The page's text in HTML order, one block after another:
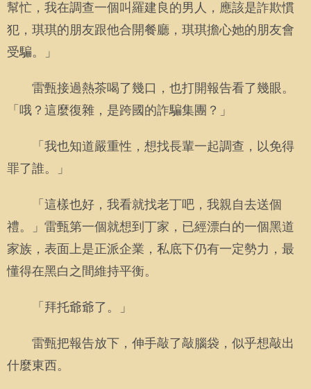
幫忙，我在調查一個叫羅建良的男人，應該是詐欺慣
犯，琪琪的朋友跟他合開餐廳，琪琪擔心她的朋友會
受騙。」
雷甄接過熱茶喝了幾口，也打開報告看了幾眼。
「哦？這麼復雜，是跨國的詐騙集團？」
「我也知道嚴重性，想找長輩一起調查，以免得
罪了誰。」
「這樣也好，我看就找老丁吧，我親自去送個
禮。」雷甄第一個就想到丁家，已經漂白的一個黑道
家族，表面上是正派企業，私底下仍有一定勢力，最
懂得在黑白之間維持平衡。
「拜托爺爺了。」
雷甄把報告放下，伸手敲了敲腦袋，似乎想敲出
什麼東西。